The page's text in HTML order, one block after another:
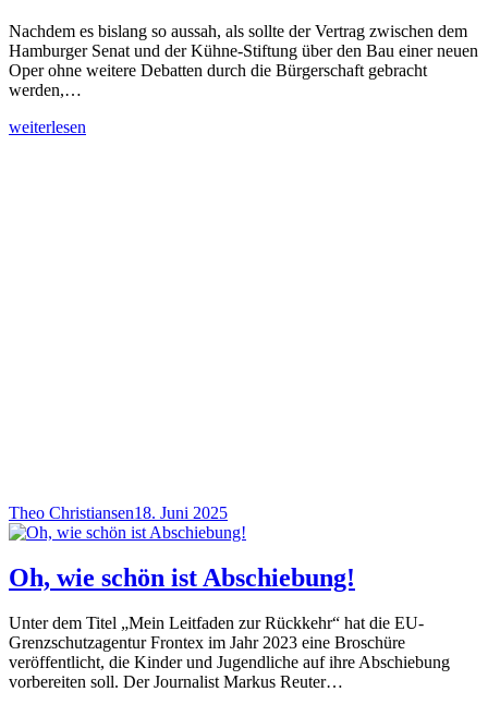
Nachdem es bislang so aussah, als sollte der Vertrag zwischen dem
Hamburger Senat und der Kühne-Stiftung über den Bau einer neuen
Oper ohne weitere Debatten durch die Bürgerschaft gebracht
werden,…
weiterlesen
Theo Christiansen18. Juni 2025
Oh, wie schön ist Abschiebung!
Unter dem Titel „Mein Leitfaden zur Rückkehr“ hat die EU-
Grenzschutzagentur Frontex im Jahr 2023 eine Broschüre
veröffentlicht, die Kinder und Jugendliche auf ihre Abschiebung
vorbereiten soll. Der Journalist Markus Reuter…